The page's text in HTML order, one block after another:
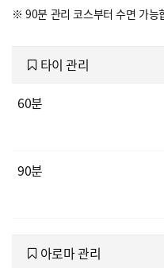
※ 90분 관리 코스부터 수면 가능
타이 관리
60분
90분
아로마 관리